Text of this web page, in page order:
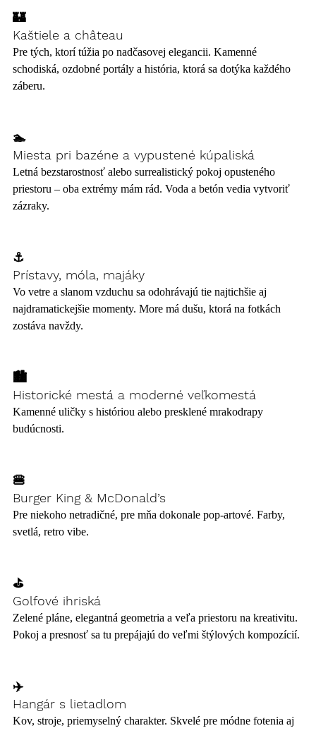
🏰
Kaštiele a château
Pre tých, ktorí túžia po nadčasovej elegancii. Kamenné
schodiská, ozdobné portály a história, ktorá sa dotýka každého
záberu.
🏊
Miesta pri bazéne a vypustené kúpaliská
Letná bezstarostnosť alebo surrealistický pokoj opusteného
priestoru – oba extrémy mám rád. Voda a betón vedia vytvoriť
zázraky.
⚓
Prístavy, móla, majáky
Vo vetre a slanom vzduchu sa odohrávajú tie najtichšie aj
najdramatickejšie momenty. More má dušu, ktorá na fotkách
zostáva navždy.
🏙️
Historické mestá a moderné veľkomestá
Kamenné uličky s históriou alebo presklené mrakodrapy
budúcnosti.
🍔
Burger King & McDonald’s
Pre niekoho netradičné, pre mňa dokonale pop-artové. Farby,
svetlá, retro vibe.
⛳
Golfové ihriská
Zelené pláne, elegantná geometria a veľa priestoru na kreativitu.
Pokoj a presnosť sa tu prepájajú do veľmi štýlových kompozícií.
✈️
Hangár s lietadlom
Kov, stroje, priemyselný charakter. Skvelé pre módne fotenia aj